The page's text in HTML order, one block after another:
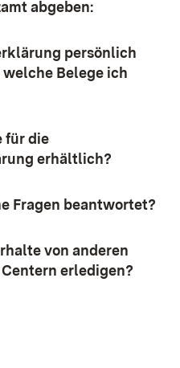
abgeben:
persönlich
Belege ich
für die
erhältlich?
Fragen beantwortet?
von anderen
erledigen?